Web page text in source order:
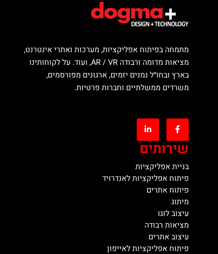
מתמחה בפיתוח אפליקציות, מערכות ואתרי אינטרנט,
מציאות מדומה ורבודה AR / VR, ועוד. על לקוחותינו
בארץ ובחו״ל נמנים יזמים, ארגונים מפורסמים,
משרדים ממשלתיים וחברות פרטיות.
שירותים
בניית אפליקציות
פיתוח אפליקציות לאנדרויד
פיתוח אתרים
מיתוג
עיצוב לוגו
מציאות רבודה
עיצוב אתרים
פיתוח אפליקציות לאייפון